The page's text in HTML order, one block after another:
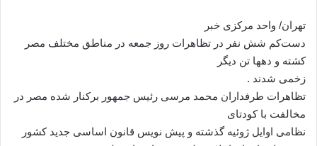
تهران/ واحد مرکزی خبر
دست‌کم شش نفر در تظاهرات روز جمعه در مناطق مختلف مصر
کشته و دهها تن دیگر
زخمی شدند .
تظاهرات طرفداران محمد مرسی رئیس جمهور برکنار شده مصر در
مخالفت با کودتای
نظامی اوایل ژوئیه گذشته و پیش نویس قانون اساسی جدید کشور